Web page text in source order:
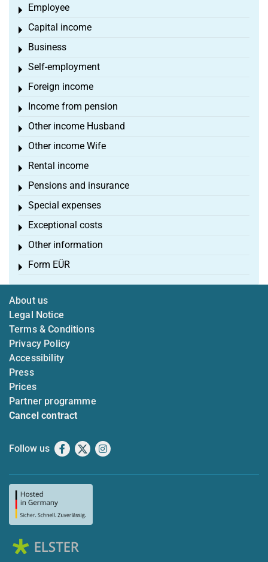
Employee
Toggle menu
Capital income
Toggle menu
Business
Toggle menu
Self-employment
Toggle menu
Foreign income
Toggle menu
Income from pension
Toggle menu
Other income Husband
Toggle menu
Other income Wife
Toggle menu
Rental income
Toggle menu
Pensions and insurance
Toggle menu
Special expenses
Toggle menu
Exceptional costs
Toggle menu
Other information
Toggle menu
Form EÜR
Toggle menu
About us
Legal Notice
Terms & Conditions
Privacy Policy
Accessibility
Press
Prices
Partner programme
Cancel contract
Follow us Facebook
X Instagram